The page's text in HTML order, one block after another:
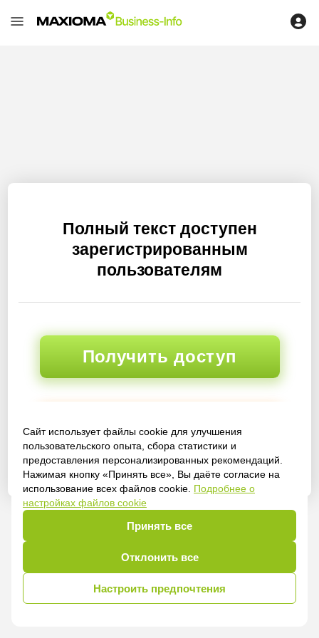
Сайт использует файлы cookie для улучшения
пользовательского опыта, сбора статистики и
предоставления персонализированных рекомендаций.
Нажимая кнопку «Принять все», Вы даёте согласие на
использование всех файлов cookie. Подробнее о
настройках файлов cookie
Принять все
Отклонить все
Настроить предпочтения
Полный текст доступен
зарегистрированным
пользователям
Получить доступ
Войти